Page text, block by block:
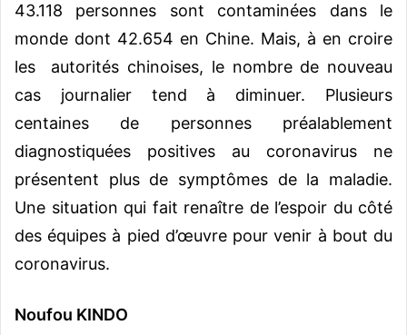
43.118 personnes sont contaminées dans le
monde dont 42.654 en Chine. Mais, à en croire
les autorités chinoises, le nombre de nouveau
cas journalier tend à diminuer. Plusieurs
centaines de personnes préalablement
diagnostiquées positives au coronavirus ne
présentent plus de symptômes de la maladie.
Une situation qui fait renaître de l’espoir du côté
des équipes à pied d’œuvre pour venir à bout du
coronavirus.
Noufou KINDO